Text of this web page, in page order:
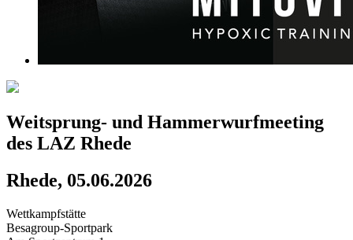
Weitsprung- und Hammerwurfmeeting
des LAZ Rhede
Rhede, 05.06.2026
Wettkampfstätte
Besagroup-Sportpark